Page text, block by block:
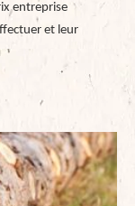
entreprise
et leur